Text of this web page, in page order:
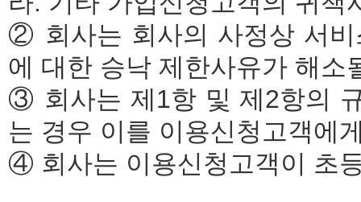
② 회사는 회사의 사정상 서
에 대한 승낙 제한사유가 해소
③ 회사는 제1항 및 제2항의
는 경우 이를 이용신청고객에
④ 회사는 이용신청고객이 초